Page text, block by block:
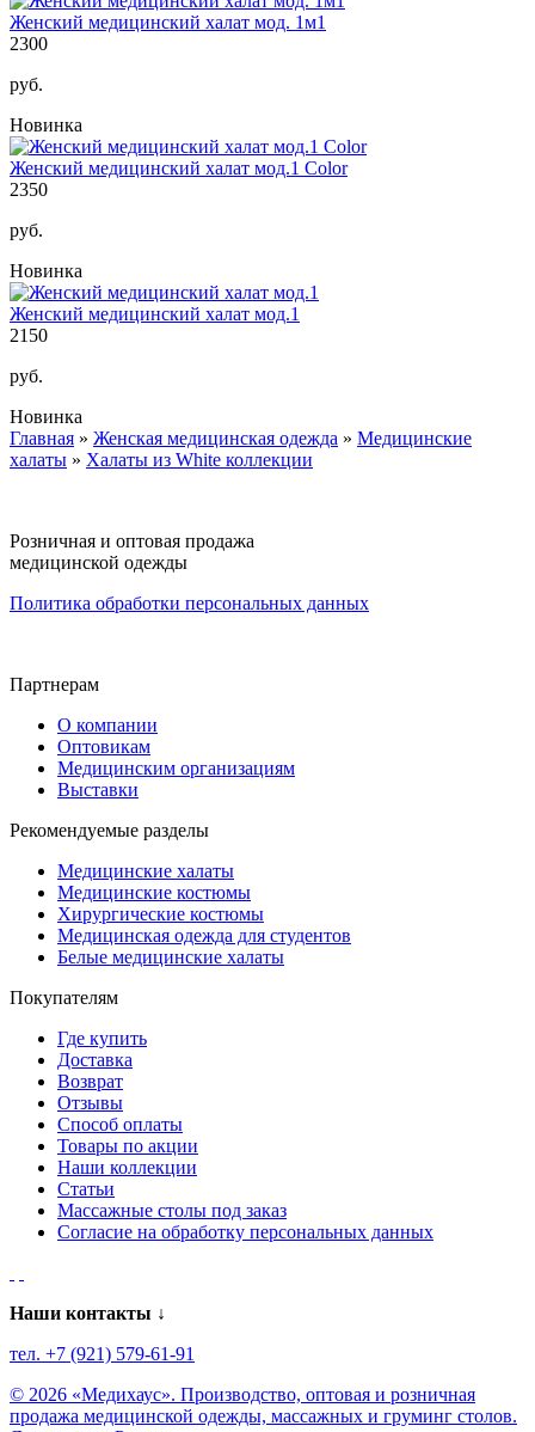
Женский медицинский халат мод. 1м1
2300
руб.
Новинка
Женский медицинский халат мод.1 Color
2350
руб.
Новинка
Женский медицинский халат мод.1
2150
руб.
Новинка
Вы здесь
Главная » Женская медицинская одежда » Медицинские
халаты » Халаты из White коллекции
Розничная и оптовая продажа
медицинской одежды
Политика обработки персональных данных
Партнерам
О компании
Оптовикам
Медицинским организациям
Выставки
Рекомендуемые разделы
Медицинские халаты
Медицинские костюмы
Хирургические костюмы
Медицинская одежда для студентов
Белые медицинские халаты
Покупателям
Где купить
Доставка
Возврат
Отзывы
Способ оплаты
Товары по акции
Наши коллекции
Статьи
Массажные столы под заказ
Согласие на обработку персональных данных
Наши контакты ↓
тел. +7 (921) 579-61-91
© 2026 «Медихаус». Производство, оптовая и розничная
продажа медицинской одежды, массажных и груминг столов.